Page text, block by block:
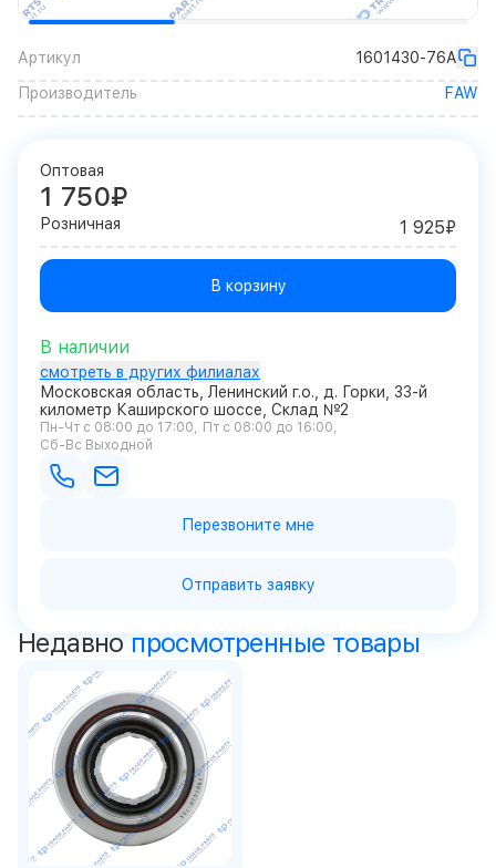
Артикул
1601430-76A
Производитель
FAW
Оптовая
1 750₽
Розничная 1 925₽
В корзину
В наличии
смотреть в других филиалах
Московская область, Ленинский г.о., д. Горки, 33-й
километр Каширского шоссе, Склад №2
Пн-Чт с 08:00 до 17:00
Пт с 08:00 до 16:00
Сб-Вс Выходной
Перезвоните мне
Отправить заявку
Недавно просмотренные товары